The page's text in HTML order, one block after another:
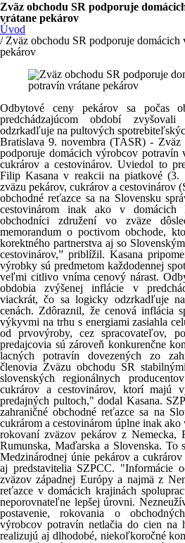
Zväz obchodu SR podporuje
vrátane pekárov
Úvod
/ Zväz obchodu SR podporuje
pekárov
Odbytové ceny pekárov sa počas
predchádzajúcom období
odzrkadľuje na pultových
Bratislava 9. novembra (TASR) -
podporuje domácich výrobcov potravín
cukrárov a cestovinárov. Uviedol to
Filip Kasana v reakcii na piatkové (3.
zväzu pekárov, cukrárov a cestovinárov
obchodné reťazce sa na Slovensku
cestovinárom inak ako v
obchodníci združení vo zväze
memorandum o poctivom obchode,
korektného partnerstva aj so
cestovinárov,” priblížil. Kasana
výrobky sú predmetom každodennej
veľmi citlivo vníma cenový nárast.
obdobia zvýšenej inflácie v
viackrát, čo sa logicky odzrkadľuje
cenách. Zdôraznil, že cenová inflácia
výkyvmi na trhu s energiami zasiahla
od prvovýroby, cez spracovateľov,
predajcovia sú zároveň konkurenčne
lacných potravín dovezených zo
členovia Zväzu obchodu SR
slovenských regionálnych
cukrárov a cestovinárov, ktorí majú
predajných pultoch," dodal Kasana.
zahraničné obchodné reťazce sa na
cukrárom a cestovinárom úplne inak
rokovaní zväzov pekárov z Nemecka,
Rumunska, Maďarska a Slovenska. To
Medzinárodnej únie pekárov a
aj predstavitelia SZPCC. "Informácie
zväzov západnej Európy a najmä z
reťazce v domácich krajinách
neporovnateľne lepšej úrovni.
postavenie, rokovania o
výrobcov potravín netlačia do cien na
realizujú aj dlhodobé, niekoľkoročné